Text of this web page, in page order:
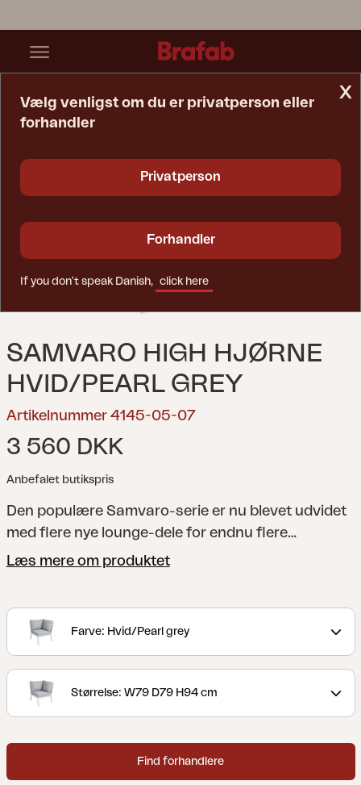
SAMVARO HIGH HJØRNE
HVID/PEARL GREY
Artikelnummer 4145-05-07
3 560 DKK
Anbefalet butikspris
Den populære Samvaro-serie er nu blevet udvidet
med flere nye lounge-dele for endnu flere
kombinationsmuligheder. Denne hjørnedel har
afslapning og kaffestunder. Findes i to
farvekombinationer.
En moderne og samtidig
kombinationsmuligheder. De runde og bløde
former giver et behageligt og indbydende look i
stel i hvid, grå eller khaki-aluminium.
Læs mere om produktet
Farve: Hvid/Pearl grey
Størrelse: W79 D79 H94 cm
Find forhandlere
x
Vælg venligst om du er privatperson eller
forhandler
Privatperson
Forhandler
If you don't speak Danish, click here